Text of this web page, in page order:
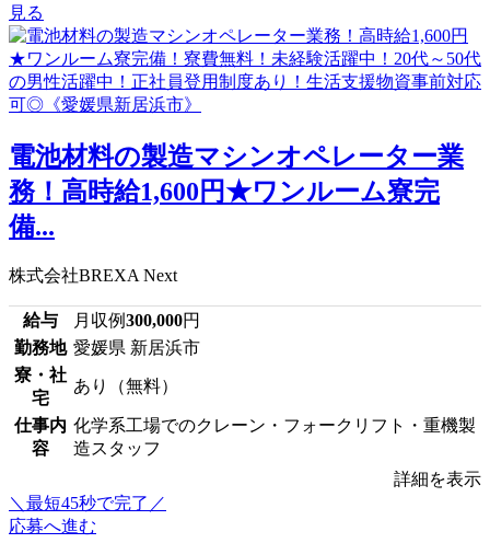
見る
電池材料の製造マシンオペレーター業
務！高時給1,600円★ワンルーム寮完
備...
株式会社BREXA Next
給与 月収例300,000円
勤務地 愛媛県 新居浜市
寮・社
宅
あり（無料）
仕事内
容
化学系工場でのクレーン・フォークリフト・重機製
造スタッフ
詳細を表示
＼最短45秒で完了／
応募へ進む